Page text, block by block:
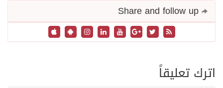
اترك تعليقاً